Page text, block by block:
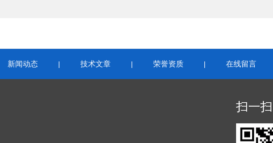
新闻动态 | 技术文章 | 荣誉资质 | 在线留言
扫一扫